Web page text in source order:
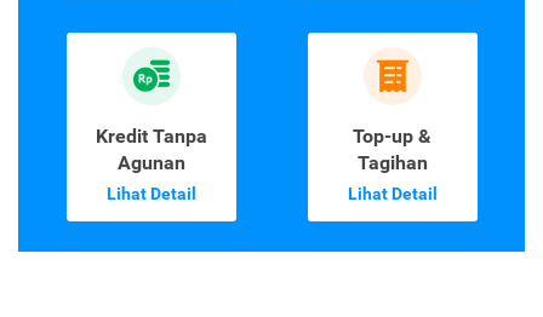
Kredit Tanpa
Agunan
Lihat Detail
Top-up &
Tagihan
Lihat Detail